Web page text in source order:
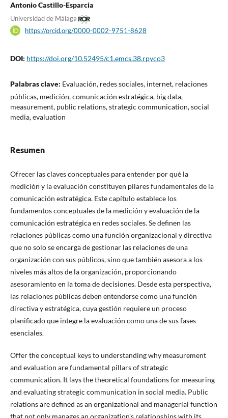
Antonio Castillo-Esparcia
Universidad de Málaga
https://orcid.org/0000-0002-9751-8628
DOI: https://doi.org/10.52495/c1.emcs.38.rpyco3
Palabras clave: Evaluación, redes sociales, internet, relaciones
públicas, medición, comunicación estratégica, big data,
measurement, public relations, strategic communication, social
media, evaluation
Resumen
Ofrecer las claves conceptuales para entender por qué la
medición y la evaluación constituyen pilares fundamentales de la
comunicación estratégica. Este capítulo establece los
fundamentos conceptuales de la medición y evaluación de la
comunicación estratégica en redes sociales. Se definen las
relaciones públicas como una función organizacional y directiva
que no solo se encarga de gestionar las relaciones de una
organización con sus públicos, sino que también asesora a los
niveles más altos de la organización, proporcionando
asesoramiento en la toma de decisiones. Desde esta perspectiva,
las relaciones públicas deben entenderse como una función
directiva y estratégica, cuya gestión requiere un proceso
planificado que integre la evaluación como una de sus fases
esenciales.
Offer the conceptual keys to understanding why measurement
and evaluation are fundamental pillars of strategic
communication. It lays the theoretical foundations for measuring
and evaluating strategic communication in social media. Public
relations are defined as an organizational and managerial function
that not only manages an organization’s relationships with its